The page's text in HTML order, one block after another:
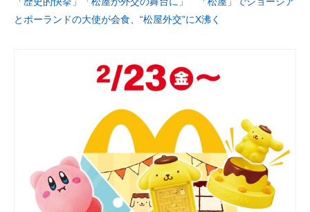
とポーランドの大使が会食、“松屋外交”にX沸く